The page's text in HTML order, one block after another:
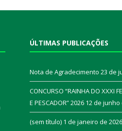
ÚLTIMAS PUBLICAÇÕES
Nota de Agradecimento 23 de
CONCURSO “RAINHA DO XXXI
E PESCADOR” 2026 12 de junho
(sem título) 1 de janeiro de 2026